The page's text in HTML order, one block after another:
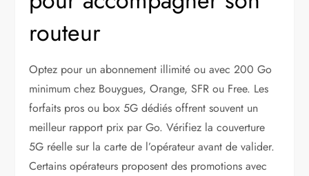
routeur
Optez pour un abonnement illimité ou avec 200 Go
minimum chez Bouygues, Orange, SFR ou Free. Les
forfaits pros ou box 5G dédiés offrent souvent un
meilleur rapport prix par Go. Vérifiez la couverture
5G réelle sur la carte de l’opérateur avant de valider.
Certains opérateurs proposent des promotions avec